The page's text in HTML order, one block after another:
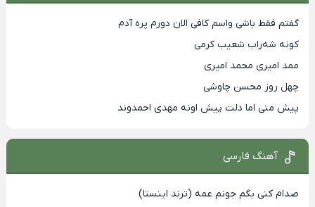
گفتم فقط باشی واسم کافی الان دورم پره آدم
کونه شه‌راب شعیب کرمی
ممد امیری محمد امیری
چهل روز محسن چاوشی
پیش منی اما دلت پیش اونه مهدی احمدوند
آهنگ فارسی
صدام کنی بگم جونم عمه (ترند اینستا)